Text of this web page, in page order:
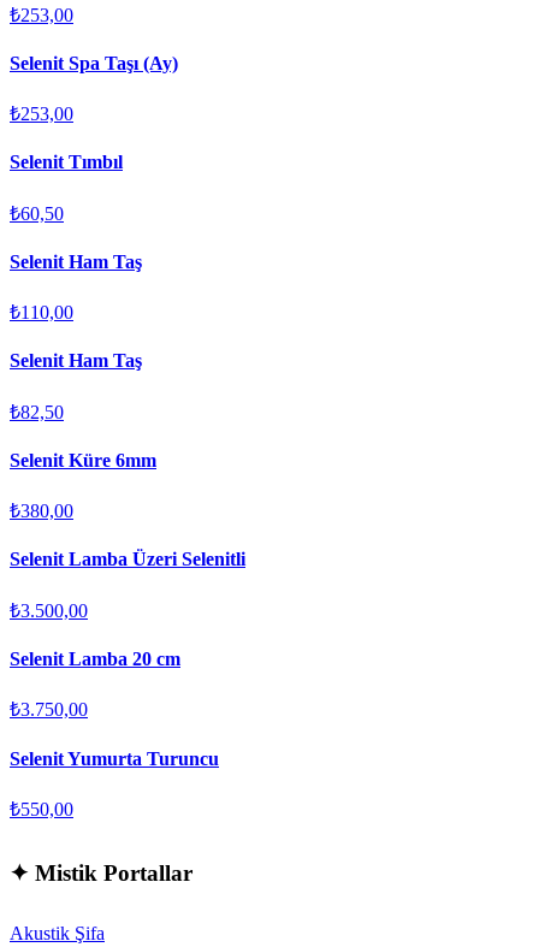
₺253,00
Selenit Spa Taşı (Ay)
₺253,00
Selenit Tımbıl
₺60,50
Selenit Ham Taş
₺110,00
Selenit Ham Taş
₺82,50
Selenit Küre 6mm
₺380,00
Selenit Lamba Üzeri Selenitli
₺3.500,00
Selenit Lamba 20 cm
₺3.750,00
Selenit Yumurta Turuncu
₺550,00
✦ Mistik Portallar
Akustik Şifa